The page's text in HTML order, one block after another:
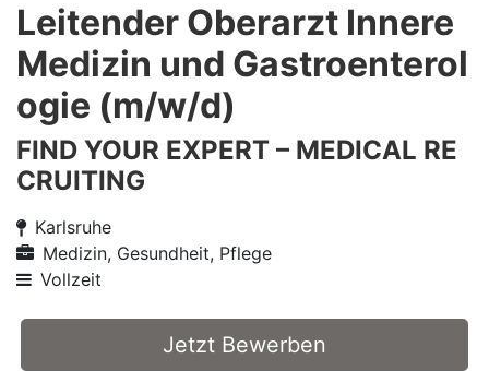
Leitender Oberarzt Innere
Medizin und Gastroenterol
ogie (m/w/d)
FIND YOUR EXPERT – MEDICAL RE
CRUITING
Karlsruhe
Medizin, Gesundheit, Pflege
Vollzeit
Jetzt Bewerben